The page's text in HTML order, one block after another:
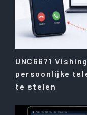
UNC6671
persoonlijke
te stelen